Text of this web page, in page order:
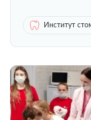
Институт